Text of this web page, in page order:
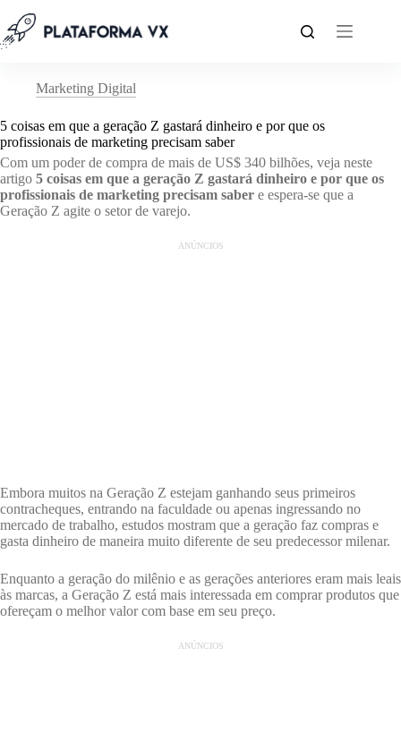
para
o
Marketing Digital
5 coisas em que a geração Z gastará dinheiro e por que os
profissionais de marketing precisam saber
Com um poder de compra de mais de US$ 340 bilhões, veja neste
artigo 5 coisas em que a geração Z gastará dinheiro e por que os
profissionais de marketing precisam saber e espera-se que a
Geração Z agite o setor de varejo.
ANÚNCIOS
Embora muitos na Geração Z estejam ganhando seus primeiros
contracheques, entrando na faculdade ou apenas ingressando no
mercado de trabalho, estudos mostram que a geração faz compras e
gasta dinheiro de maneira muito diferente de seu predecessor milenar.
Enquanto a geração do milênio e as gerações anteriores eram mais leais
às marcas, a Geração Z está mais interessada em comprar produtos que
ofereçam o melhor valor com base em seu preço.
ANÚNCIOS